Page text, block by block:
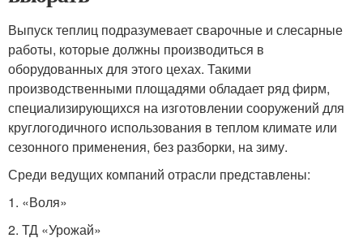
Выпуск теплиц подразумевает сварочные и слесарные
работы, которые должны производиться в
оборудованных для этого цехах. Такими
производственными площадями обладает ряд фирм,
специализирующихся на изготовлении сооружений для
круглогодичного использования в теплом климате или
сезонного применения, без разборки, на зиму.
Среди ведущих компаний отрасли представлены:
1. «Воля»
2. ТД «Урожай»